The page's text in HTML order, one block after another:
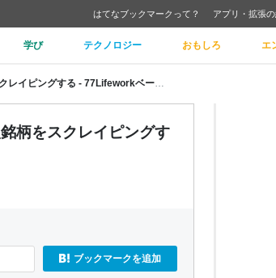
はてなブックマークって？ アプリ・拡張
学び テクノロジー おもしろ エ
柄をスクレイピングす
ブックマークを追加